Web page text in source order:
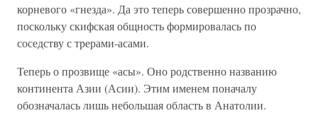
корневого «гнезда». Да это теперь совершенно прозрачно,
поскольку скифская общность формировалась по
соседству с трерами-асами.
Теперь о прозвище «асы». Оно родственно названию
континента Азии (Асии). Этим именем поначалу
обозначалась лишь небольшая область в Анатолии.